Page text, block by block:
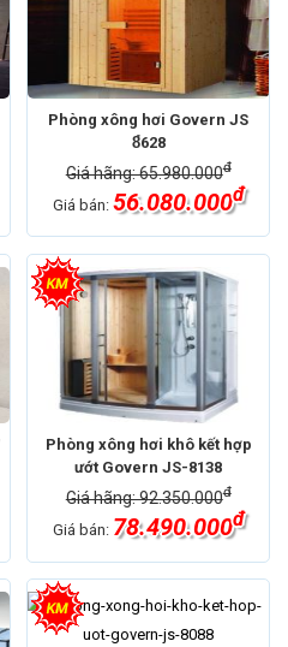
Phòng xông hơi Govern JS
8̉628
Giá hãng: 65.980.000đ
Giá bán: 56.080.000đ
Phòng xông hơi khô kết hợp
ướt Govern JS-8138
Giá hãng: 92.350.000đ
Giá bán: 78.490.000đ